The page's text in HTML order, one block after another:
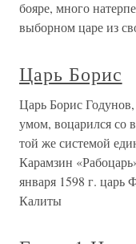
бояре, много
выборном царе из
Царь Борис
Царь Борис
умом, воцарился со
той же системой
Карамзин
января 1598 г.
Калиты